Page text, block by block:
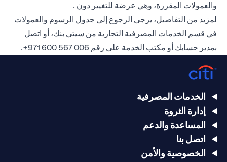
والعمولات المقررة، وهي عرضة للتغيير دون .
لمزيد من التفاصيل، يرجى الرجوع إلى جدول الرسوم والعمولات
في قسم الخدمات المصرفية التجارية من سيتي بنك، أو اتصل
بمدير حسابك أو مكتب الخدمة على رقم 006 567 600 971+
.
الخدمات المصرفية
إدارة الثروة
المساعدة والدعم
اتصل بنا
الخصوصية والأمن